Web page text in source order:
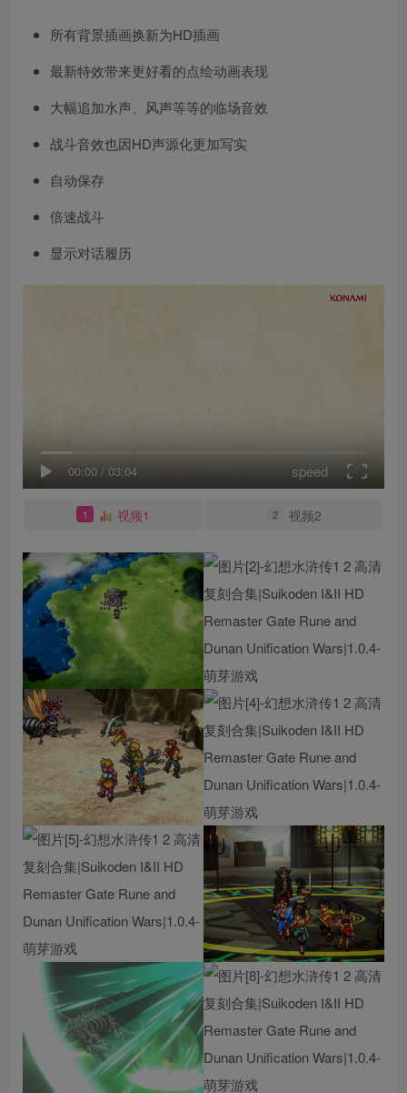
所有背景插画换新为HD插画
最新特效带来更好看的点绘动画表现
大幅追加水声、风声等等的临场音效
战斗音效也因HD声源化更加写实
自动保存
倍速战斗
显示对话履历
00:00 / 03:04 speed
1 视频1 2 视频2